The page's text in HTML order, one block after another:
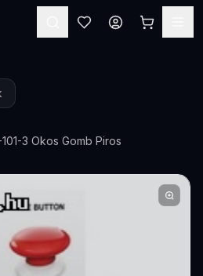
3 Okos Gomb Piros